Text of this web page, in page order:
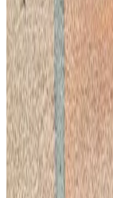
Snelle
Voegwerk
Voegwerk
Vakkundig
Meer
Voegwerk
Herstel van